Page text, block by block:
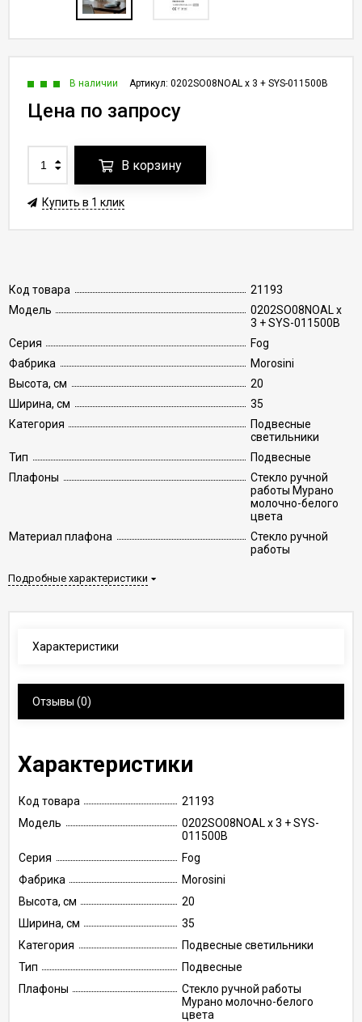
Код товара
21193
Модель
0202SO08NOAL x
3 + SYS-011500B
Серия
Fog
Фабрика
Morosini
Высота, см
20
Ширина, см
35
Категория
Подвесные
светильники
Тип
Подвесные
Плафоны
Стекло ручной
работы Мурано
молочно-белого
цвета
Материал плафона
Стекло ручной
работы
Подробные характеристики
Артикул: 0202SO08NOAL x 3 + SYS-011500B
В наличии
Цена по запросу
В корзину
Купить в 1 клик
Характеристики
Отзывы (0)
Характеристики
Код товара
21193
Модель
0202SO08NOAL x 3 + SYS-
011500B
Серия
Fog
Фабрика
Morosini
Высота, см
20
Ширина, см
35
Категория
Подвесные светильники
Тип
Подвесные
Плафоны
Стекло ручной работы
Мурано молочно-белого
цвета